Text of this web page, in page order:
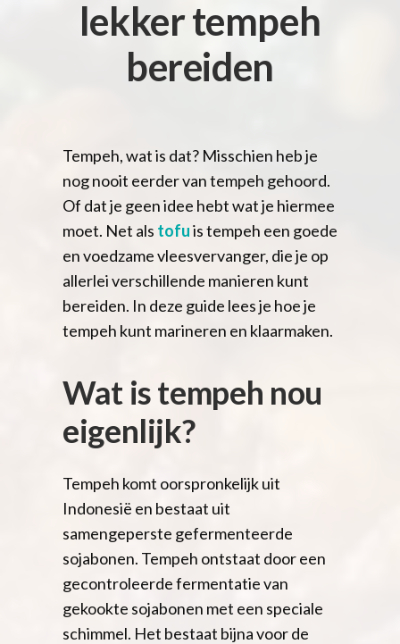
lekker tempeh
bereiden
Tempeh, wat is dat? Misschien heb je
nog nooit eerder van tempeh gehoord.
Of dat je geen idee hebt wat je hiermee
moet. Net als tofuis tempeh een goede
en voedzame vleesvervanger, die je op
allerlei verschillende manieren kunt
bereiden. In deze guide lees je hoe je
tempeh kunt marineren en klaarmaken.
Wat is tempeh nou
eigenlijk?
Tempeh komt oorspronkelijk uit
Indonesië en bestaat uit
samengeperste gefermenteerde
sojabonen. Tempeh ontstaat door een
gecontroleerde fermentatie van
gekookte sojabonen met een speciale
schimmel. Het bestaat bijna voor de